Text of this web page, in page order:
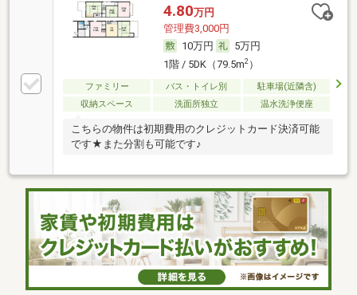
4.80万円
管理費3,000円
10万円
5万円
1階 / 5DK（79.5m2）
ファミリー バス・トイレ別
駐車場(近隣含)
収納スペース
洗面所独立 温水洗浄便座
こちらの物件は初期費用のクレジットカード決済可能
です★また分割も可能です♪